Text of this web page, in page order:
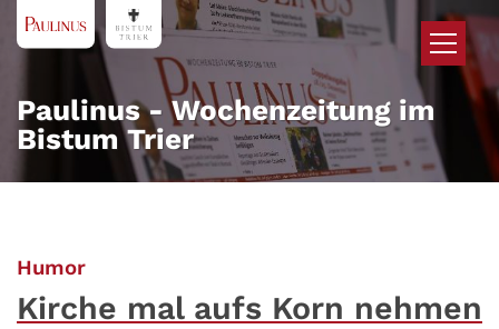
Zum Inhalt springen
Paulinus - Wochenzeitung im
Bistum Trier
Humor:
Kirche mal aufs Korn nehmen